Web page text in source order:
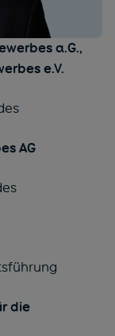
a.G.,
e.V.
AG
die